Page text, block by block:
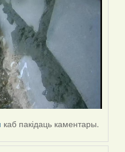
каб пакідаць каментары.